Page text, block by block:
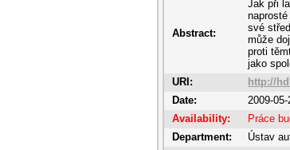
Abstract:
Jak při
své
může
proti
jako
URI:
http://
Date:
2009-05-
Availability:
Práce
Department:
Ústav